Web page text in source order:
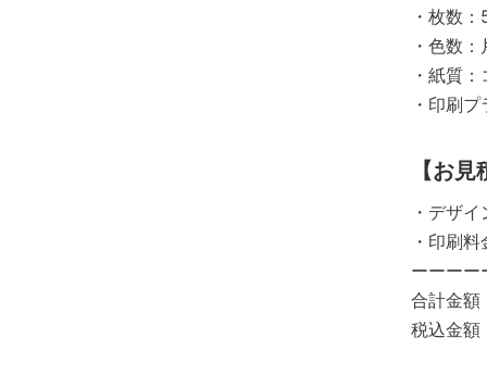
・枚数
・色数
・紙質
・印刷
【お
・デザ
・印刷
ーーーー
合計金
税込金